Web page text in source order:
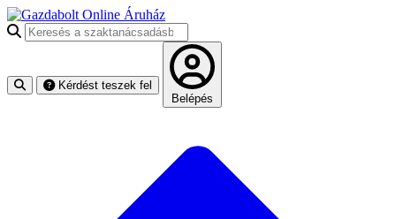
Keresés a szaktanácsadásban
Kérdést teszek fel
Belépés